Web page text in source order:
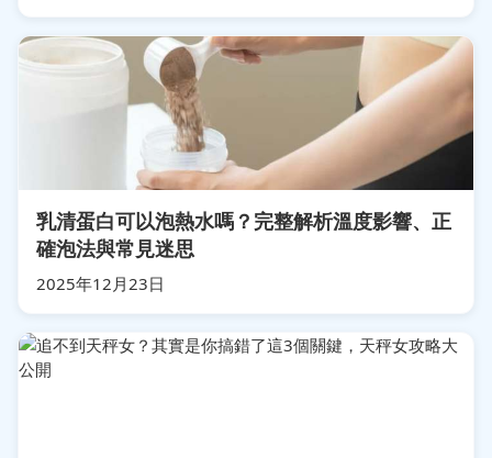
乳清蛋白可以泡熱水嗎？完整解析溫度影響、正
確泡法與常見迷思
2025年12月23日